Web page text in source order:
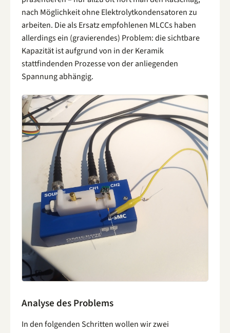
nach Möglichkeit ohne Elektrolytkondensatoren zu
arbeiten. Die als Ersatz empfohlenen MLCCs haben
allerdings ein (gravierendes) Problem: die sichtbare
Kapazität ist aufgrund von in der Keramik
stattfindenden Prozesse von der anliegenden
Spannung abhängig.
Analyse des Problems
In den folgenden Schritten wollen wir zwei